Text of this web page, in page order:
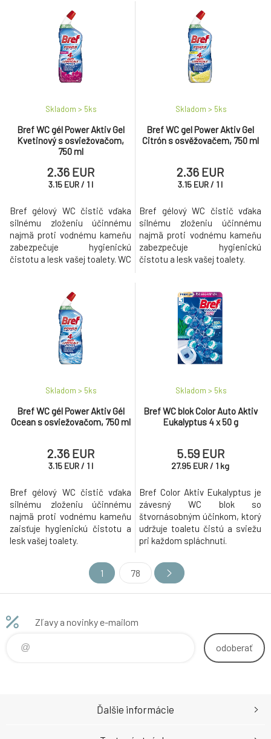
Bref WC gél Power Aktiv Gel
Kvetinový s osviežovačom,
750 ml
Skladom > 5ks
2.36 EUR
3.15 EUR / 1 l
Bref gélový WC čistič vďaka
silnému zloženiu účinnému
najmä proti vodnému kameňu
zabezpečuje hygienickú
čistotu a lesk vašej toalety. WC
Bref WC gel Power Aktiv Gel
Citrón s osvěžovačem, 750 ml
Skladom > 5ks
2.36 EUR
3.15 EUR/ 1 l
Bref gélový WC čistič vďaka
silnému zloženiu účinnému
najmä proti vodnému kameňu
zabezpečuje hygienickú
čistotu a lesk vašej toalety.
Bref WC gél Power Aktiv Gél
Ocean s osviežovačom, 750 ml
Skladom > 5ks
2.36 EUR
3.15 EUR / 1 l
Bref gélový WC čistič vďaka
silnému zloženiu účinnému
najmä proti vodnému kameňu
zaisťuje hygienickú čistotu a
lesk vašej toalety.
Bref WC blok Color Auto Aktiv
Eukalyptus 4 x 50 g
Skladom > 5ks
5.59 EUR
27.95 EUR/ 1 kg
Bref Color Aktiv Eukalyptus je
závesný WC blok so
štvornásobným účinkom, ktorý
udržuje toaletu čistú a sviežu
pri každom spláchnutí.
1 78
Zľavy a novinky e-mailom
odoberať
Ďalšie informácie